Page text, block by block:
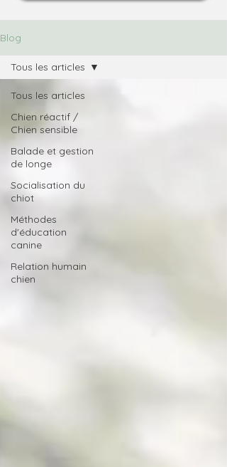
Blog
Tous les articles
Chien réactif /
Chien sensible
Balade et gestion
de longe
Socialisation du
chiot
Méthodes
d'éducation
canine
Relation humain
chien
Tous les articles